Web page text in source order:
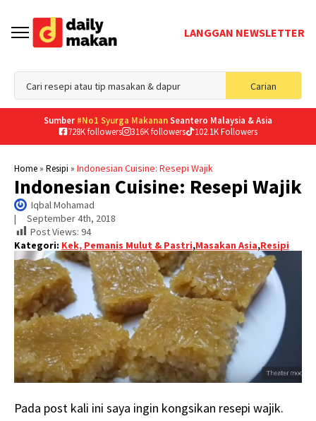
LANGGAN NEWSLETTER
Carian
for:
Sumber #No1 Syurga MakananSeantero Malaysia & Asia
728K followers
316K followers 102.1K Followers
Home» Resipi » Indonesian Cuisine: Resepi Wajik
Indonesian Cuisine: Resepi Wajik
Iqbal Mohamad
| September 4th, 2018
Post Views: 94
Kategori: Kek, Pemanis Mulut & Pastri,Masakan Asia,Resipi
Pada post kali ini saya ingin kongsikan resepi wajik.